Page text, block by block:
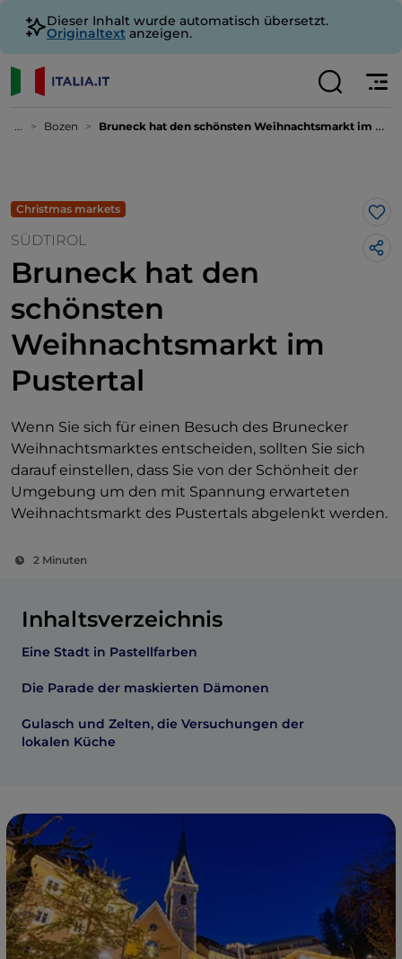
Dieser Inhalt wurde automatisch übersetzt.
Originaltext anzeigen.
... Bozen Bruneck hat den schönsten Weihnachtsmarkt im Pustertal
Christmas markets
SÜDTIROL
Bruneck hat den
schönsten
Weihnachtsmarkt im
Pustertal
Wenn Sie sich für einen Besuch des Brunecker
Weihnachtsmarktes entscheiden, sollten Sie sich
darauf einstellen, dass Sie von der Schönheit der
Umgebung um den mit Spannung erwarteten
Weihnachtsmarkt des Pustertals abgelenkt werden.
2 Minuten
Inhaltsverzeichnis
Eine Stadt in Pastellfarben
Die Parade der maskierten Dämonen
Gulasch und Zelten, die Versuchungen der
lokalen Küche